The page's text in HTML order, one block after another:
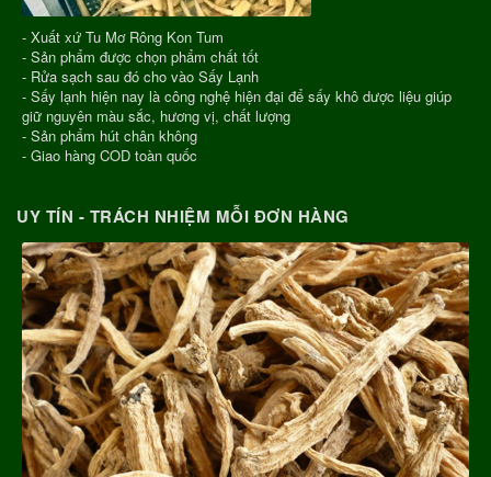
- Xuất xứ Tu Mơ Rông Kon Tum
- Sản phẩm được chọn phẩm chất tốt
- Rửa sạch sau đó cho vào Sấy Lạnh
- Sấy lạnh hiện nay là công nghệ hiện đại để sấy khô dược liệu giúp
giữ nguyên màu sắc, hương vị, chất lượng
- Sản phẩm hút chân không
- Giao hàng COD toàn quốc
UY TÍN - TRÁCH NHIỆM MỖI ĐƠN HÀNG